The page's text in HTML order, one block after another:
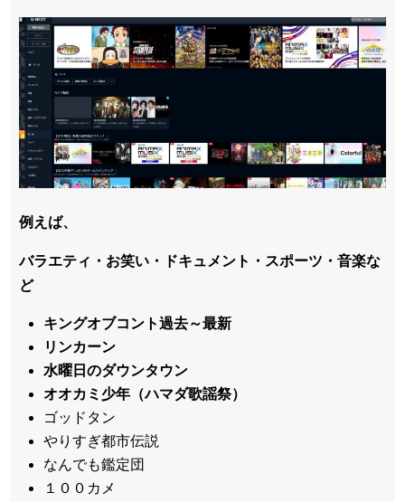
例えば、
バラエティ・お笑い・ドキュメント・スポーツ・音楽な
ど
キングオブコント過去～最新
リンカーン
水曜日のダウンタウン
オオカミ少年（ハマダ歌謡祭）
ゴッドタン
やりすぎ都市伝説
なんでも鑑定団
１００カメ